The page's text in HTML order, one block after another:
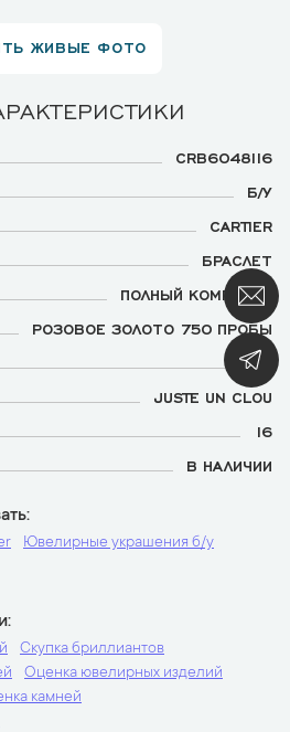
ЖИВЫЕ ФОТО
CRB6048116
Б/У
CARTIER
БРАСЛЕТ
ПОЛНЫЙ КОМПЛЕКТ
РОЗОВОЕ ЗОЛОТО 750 ПРОБЫ
750
JUSTE UN CLOU
16
В НАЛИЧИИ
Ювелирные украшения б/у
Скупка бриллиантов
Оценка ювелирных изделий
камней